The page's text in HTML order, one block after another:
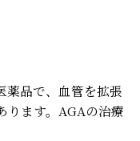
薬品で、血管を拡張
ります。AGAの治療